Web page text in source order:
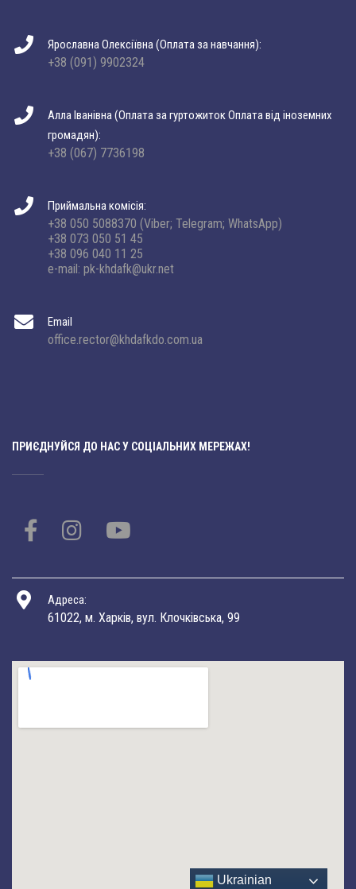
Ярославна Олексіївна (Оплата за навчання):
+38 (091) 9902324
Алла Іванівна (Оплата за гуртожиток Оплата від іноземних
громадян):
+38 (067) 7736198
Приймальна комісія:
+38 050 5088370 (Viber; Telegram; WhatsApp)
+38 073 050 51 45
+38 096 040 11 25
e-mail: pk-khdafk@ukr.net
Email
office.rector@khdafkdo.com.ua
ПРИЄДНУЙСЯ ДО НАС У СОЦІАЛЬНИХ МЕРЕЖАХ!
Адреса:
61022, м. Харків, вул. Клочківська, 99
Ukrainian